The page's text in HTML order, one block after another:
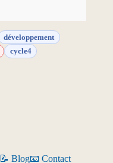
développement
cycle4
📝 Blog📧 Contact